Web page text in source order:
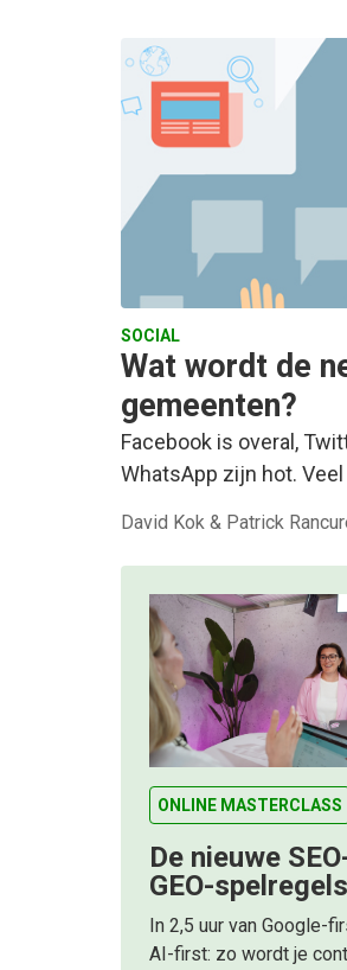
SOCIAL
Wat wordt de
gemeenten?
Facebook is overal,
WhatsApp zijn hot.
David Kok & Patrick
ONLINE MASTERCLASS
De nieuwe
GEO-spelregels
In 2,5 uur van Google-
AI-first: zo wordt je